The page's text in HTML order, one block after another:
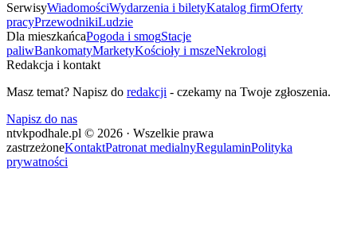
SerwisyWiadomościWydarzenia i biletyKatalog firmOferty
pracyPrzewodnikiLudzie
Dla mieszkańcaPogoda i smogStacje
paliwBankomatyMarketyKościoły i mszeNekrologi
Redakcja i kontakt
Masz temat? Napisz do redakcji - czekamy na Twoje zgłoszenia.
Napisz do nas
ntvkpodhale.pl © 2026 · Wszelkie prawa
zastrzeżoneKontaktPatronat medialnyRegulaminPolityka
prywatności